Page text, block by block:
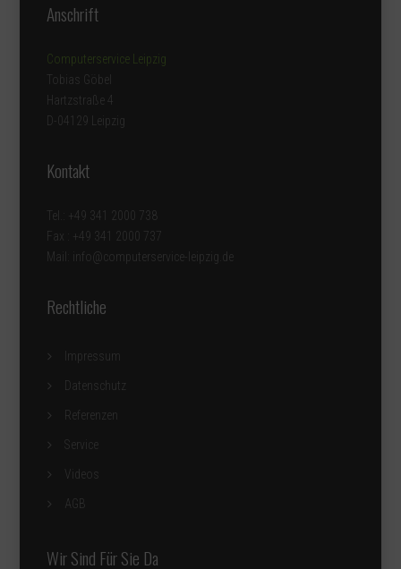
Anschrift
Computerservice Leipzig
Tobias Göbel
Hartzstraße 4
D-04129 Leipzig
Kontakt
Tel.: +49 341 2000 738
Fax : +49 341 2000 737
Mail: info@computerservice-leipzig.de
Rechtliche
Impressum
Datenschutz
Referenzen
Service
Videos
AGB
Wir Sind Für Sie Da